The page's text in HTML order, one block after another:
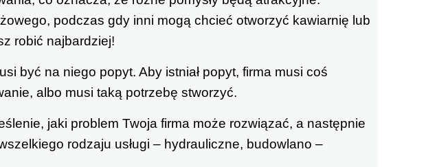
podczas gdy inni mogą chcieć otworzyć kawiarnię lub
robić najbardziej!
być na niego popyt. Aby istniał popyt, firma musi coś
albo musi taką potrzebę stworzyć.
jaki problem Twoja firma może rozwiązać, a następnie
rodzaju usługi – hydrauliczne, budowlano –